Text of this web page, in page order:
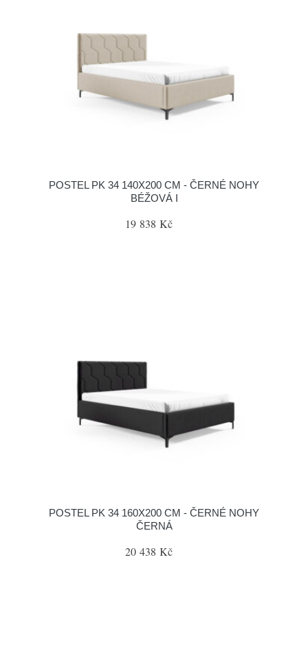
POSTEL PK 34 140X200 CM - ČERNÉ NOHY
BÉŽOVÁ I
19 838 Kč
POSTEL PK 34 160X200 CM - ČERNÉ NOHY
ČERNÁ
20 438 Kč